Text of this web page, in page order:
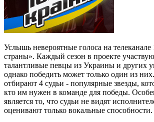
Услышь невероятные голоса на
страны». Каждый сезон в проекте
талантливые певцы из Украины и других
однако победить может только один из
отбирают 4 судьи - популярные звезды,
кто им нужен в команде для победы.
является то, что судьи не видят
оценивают только вокальные способности.